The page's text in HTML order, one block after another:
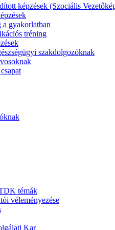
képzések (Szociális
a gyakorlatban
tréning
szakdolgozóknak
témák
véleményezése
Kar